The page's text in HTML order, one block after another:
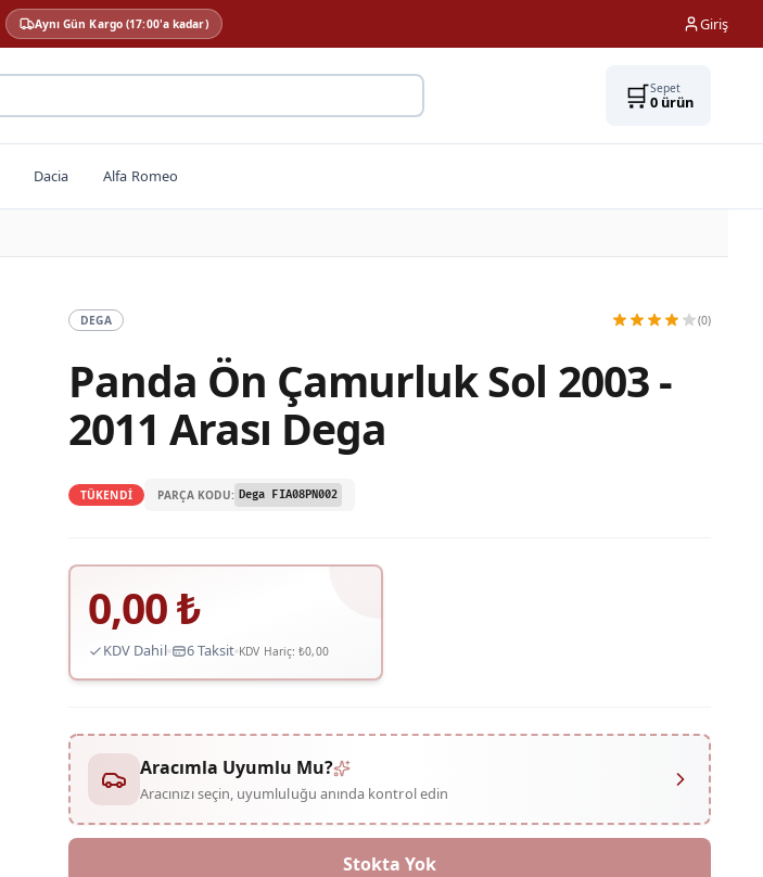
Aynı Gün Kargo (17:00'a kadar) Giriş
🛒Sepet
0ürün
Dacia Alfa Romeo
DEGA (0)
Panda Ön Çamurluk Sol 2003 -
2011 Arası Dega
TÜKENDİ PARÇA KODU: Dega FIA08PN002
0,00₺
KDV Dahil 6 Taksit KDV Hariç:₺0,00
Aracımla Uyumlu Mu?
Aracınızı seçin, uyumluluğu anında kontrol edin
Stokta Yok